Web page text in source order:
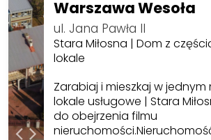
Warszawa Wesoła
ul. Jana Pawła II
Stara Miłosna | Dom z
lokale
Zarabiaj i mieszkaj w jednym
lokale usługowe | Stara
do obejrzenia filmu